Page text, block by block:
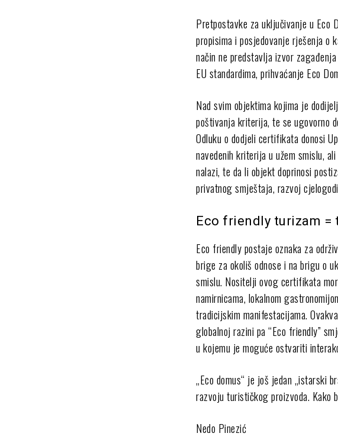
Pretpostavke za uključivanje u Eco
propisima i posjedovanje rješenja o
način ne predstavlja izvor
EU standardima, prihvaćanje Eco
Nad svim objektima kojima je
poštivanja kriterija, te se ugovorno
Odluku o dodjeli certifikata donosi
navedenih kriterija u užem smislu,
nalazi, te da li objekt doprinosi
privatnog smještaja, razvoj
Eco friendly turizam
Eco friendly postaje oznaka za
brige za okoliš odnose i na brigu o
smislu. Nositelji ovog certifikata
namirnicama, lokalnom
tradicijskim manifestacijama.
globalnoj razini pa “Eco friendly”
u kojemu je moguće ostvariti
„Eco domus“ je još jedan „istarski
razvoju turističkog proizvoda. Kako
Nedo Pinezić